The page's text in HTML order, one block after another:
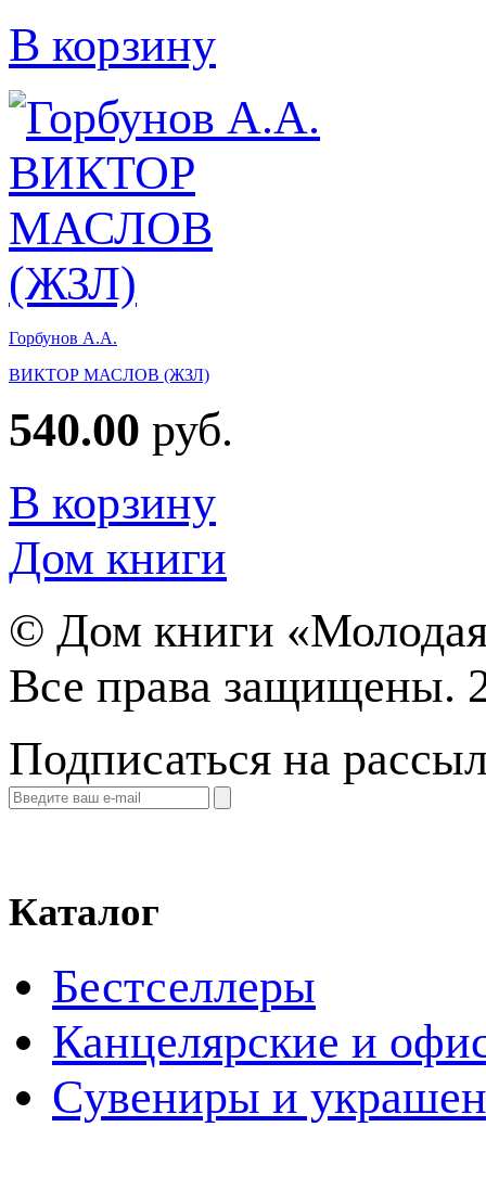
В корзину
Горбунов А.А.
ВИКТОР МАСЛОВ (ЖЗЛ)
540.00 руб.
В корзину
Дом книги
© Дом книги
Все права защищены.
Подписаться на
Каталог
Бестселлеры
Канцелярские и
Cувениры и